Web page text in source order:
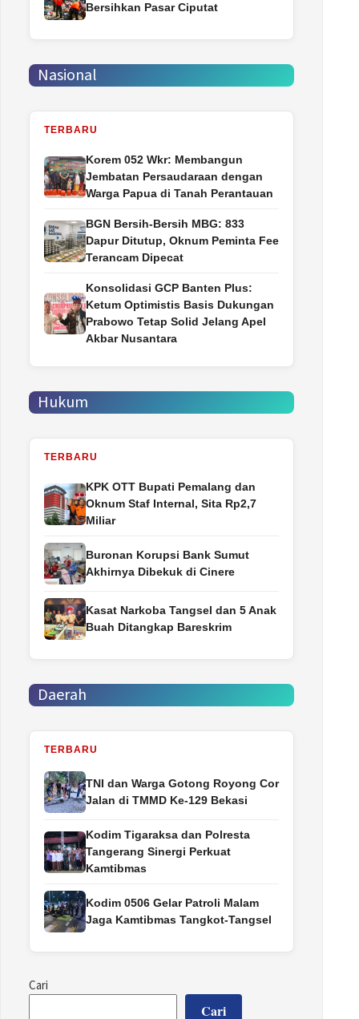
Bersihkan Pasar Ciputat
Nasional
TERBARU
Korem 052 Wkr: Membangun
Jembatan Persaudaraan dengan
Warga Papua di Tanah Perantauan
BGN Bersih-Bersih MBG: 833
Dapur Ditutup, Oknum Peminta Fee
Terancam Dipecat
Konsolidasi GCP Banten Plus:
Ketum Optimistis Basis Dukungan
Prabowo Tetap Solid Jelang Apel
Akbar Nusantara
Hukum
TERBARU
‎KPK OTT Bupati Pemalang dan
Oknum Staf Internal, Sita Rp2,7
Miliar
Buronan Korupsi Bank Sumut
Akhirnya Dibekuk di Cinere
Kasat Narkoba Tangsel dan 5 Anak
Buah Ditangkap Bareskrim
Daerah
TERBARU
TNI dan Warga Gotong Royong Cor
Jalan di TMMD Ke-129 Bekasi
Kodim Tigaraksa dan Polresta
Tangerang Sinergi Perkuat
Kamtibmas
Kodim 0506 Gelar Patroli Malam
Jaga Kamtibmas Tangkot-Tangsel
Cari
Cari